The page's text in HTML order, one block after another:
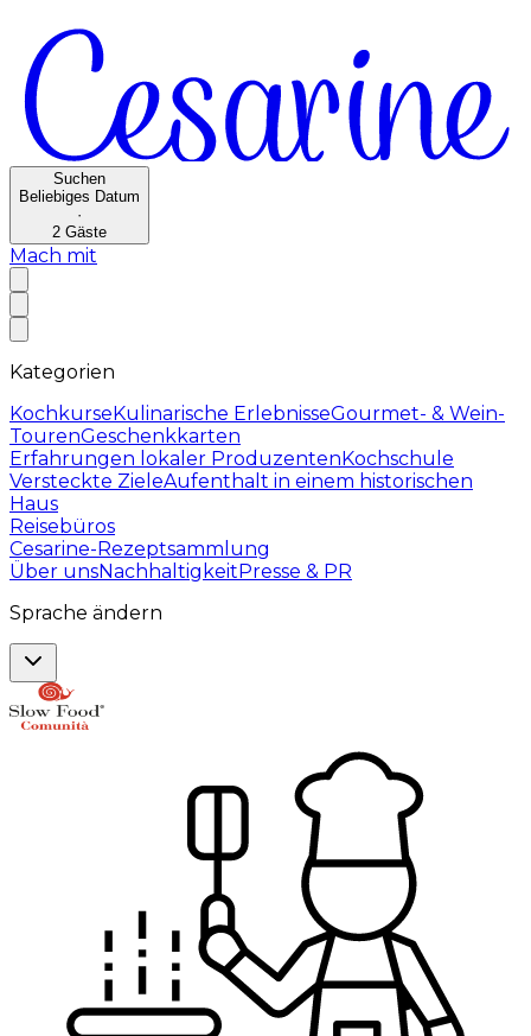
Suchen
Beliebiges Datum
·
2 Gäste
Mach mit
Kategorien
KochkurseKulinarische ErlebnisseGourmet- & Wein-
TourenGeschenkkarten
Erfahrungen lokaler ProduzentenKochschule
Versteckte ZieleAufenthalt in einem historischen
Haus
Reisebüros
Cesarine-Rezeptsammlung
Über unsNachhaltigkeitPresse & PR
Sprache ändern